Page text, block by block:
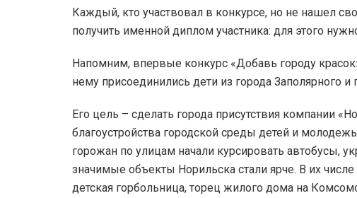
Каждый, кто участвовал в конкурсе, но не нашел
получить именной диплом участника: для этого
Напомним, впервые конкурс «Добавь городу
нему присоединились дети из города Заполярного и
Его цель – сделать города присутствия компании
благоустройства городской среды детей и
горожан по улицам начали курсировать автобусы,
значимые объекты Норильска стали ярче. В их
детская горбольница, торец жилого дома на